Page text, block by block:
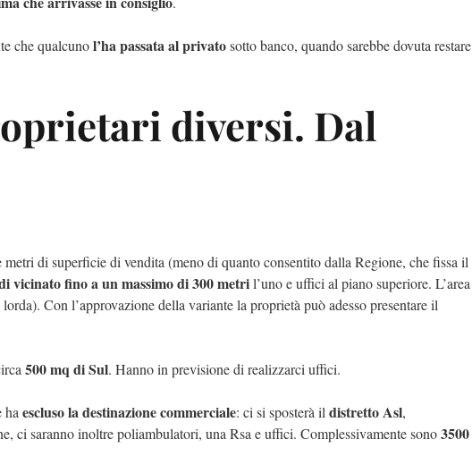
che qualcunol’ha passata al privatosotto banco, quando sarebbe dovuta restare
diversi. Dal
metri di superficie di vendita (meno di quanto consentito dalla Regione, che fissa il
vicinato fino a un massimo di 300 metril’uno e uffici al piano superiore. L’area
Con l’approvazione della variante la proprietà può adesso presentare il
500 mq di Sul. Hanno in previsione di realizzarci uffici.
ha escluso la destinazione commerciale: ci si sposterà il distretto Asl,
ci saranno inoltre poliambulatori, una Rsa e uffici. Complessivamente sono3500